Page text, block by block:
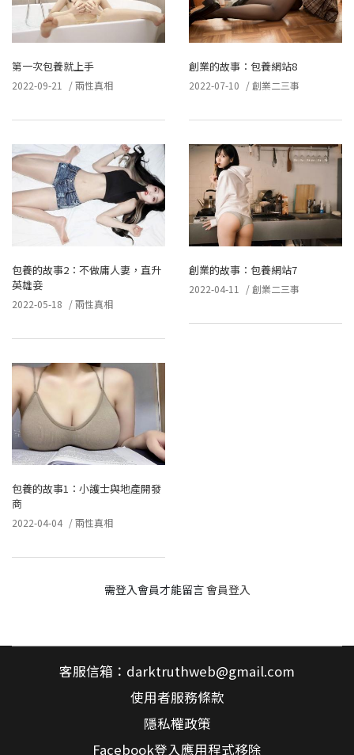
第一次包養就上手
2022-09-21 /兩性真相
創業的故事：包養網站8
2022-07-10 /創業二三事
包養的故事2：不做庸人妻，直升
英雄妾
2022-05-18 /兩性真相
創業的故事：包養網站7
2022-04-11 /創業二三事
包養的故事1：小護士與地產開發
商
2022-04-04 /兩性真相
需登入會員才能留言會員登入
客服信箱： darktruthweb@gmail.com
使用者服務條款
隱私權政策
Facebook登入應用程式移除